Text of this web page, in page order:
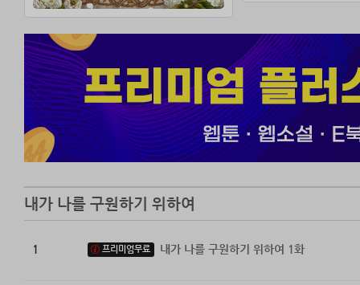
-
한순간의 선택
하지만 그 과정
내가 나를 구원하기 위하여
1 프리미엄무료 내가 나를 구원하기 위하여 1화